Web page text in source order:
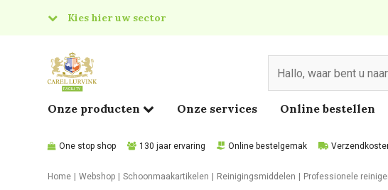
Kies hier uw sector
Food
Onze producten Onze services Online bestellen
One stop shop 130 jaar ervaring Online bestelgemak
Home Webshop Schoonmaakartikelen Reinigingsmiddelen Professionele